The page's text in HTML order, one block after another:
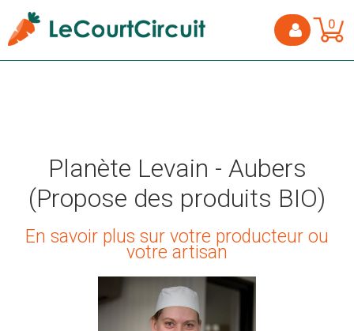
0
Planète Levain - Aubers
(Propose des produits BIO)
En savoir plus sur votre producteur ou
votre artisan